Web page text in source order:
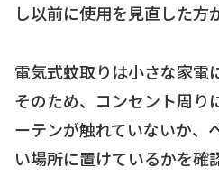
し以前に使用を見直した方
電気式蚊取りは小さな家電
そのため、コンセント周り
ーテンが触れていないか、
い場所に置けているかを確